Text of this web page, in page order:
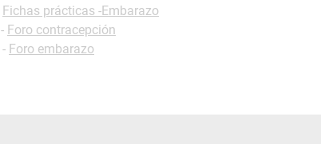
Fichas prácticas -Embarazo
- Foro contracepción
- Foro embarazo